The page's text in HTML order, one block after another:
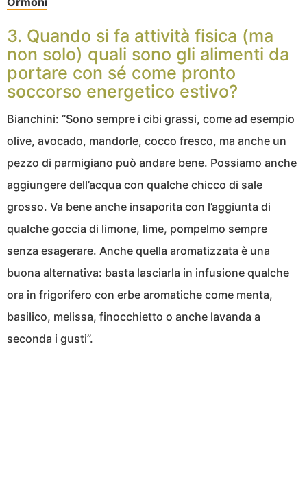
3. Quando si fa attività fisica (ma
non solo) quali sono gli alimenti da
portare con sé come pronto
soccorso energetico estivo?
Bianchini: “Sono sempre i cibi grassi, come ad esempio
olive, avocado, mandorle, cocco fresco, ma anche un
pezzo di parmigiano può andare bene. Possiamo anche
aggiungere dell’acqua con qualche chicco di sale
grosso. Va bene anche insaporita con l’aggiunta di
qualche goccia di limone, lime, pompelmo sempre
senza esagerare. Anche quella aromatizzata è una
buona alternativa: basta lasciarla in infusione qualche
ora in frigorifero con erbe aromatiche come menta,
basilico, melissa, finocchietto o anche lavanda a
seconda i gusti”.